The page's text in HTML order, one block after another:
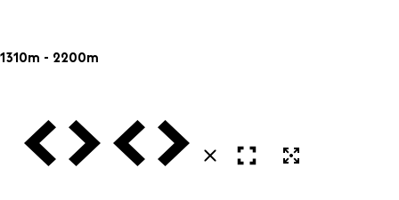
1310m - 2200m
Vorige VolgendeVorige Volgende
SluitenOpen in volledig scherm